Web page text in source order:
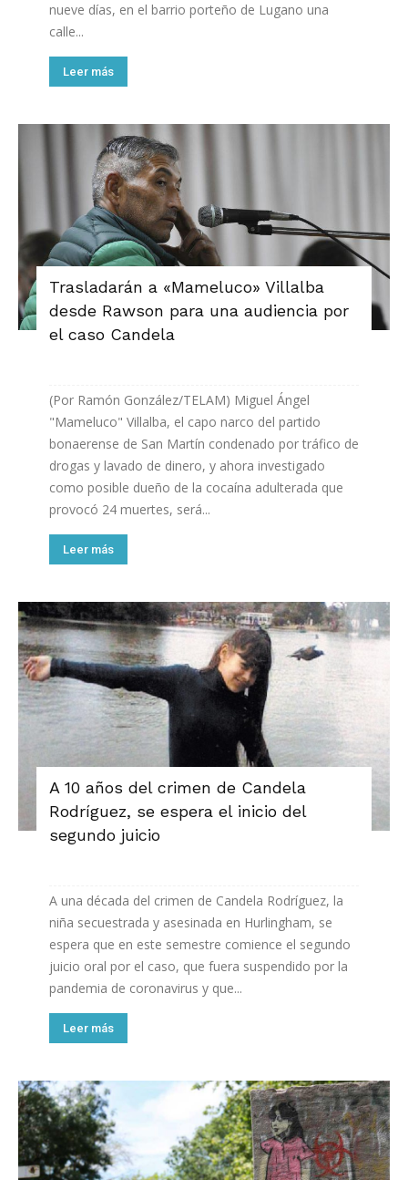
nueve días, en el barrio porteño de Lugano una
calle...
Leer más
Trasladarán a «Mameluco» Villalba
desde Rawson para una audiencia por
el caso Candela
(Por Ramón González/TELAM) Miguel Ángel
"Mameluco" Villalba, el capo narco del partido
bonaerense de San Martín condenado por tráfico de
drogas y lavado de dinero, y ahora investigado
como posible dueño de la cocaína adulterada que
provocó 24 muertes, será...
Leer más
A 10 años del crimen de Candela
Rodríguez, se espera el inicio del
segundo juicio
A una década del crimen de Candela Rodríguez, la
niña secuestrada y asesinada en Hurlingham, se
espera que en este semestre comience el segundo
juicio oral por el caso, que fuera suspendido por la
pandemia de coronavirus y que...
Leer más